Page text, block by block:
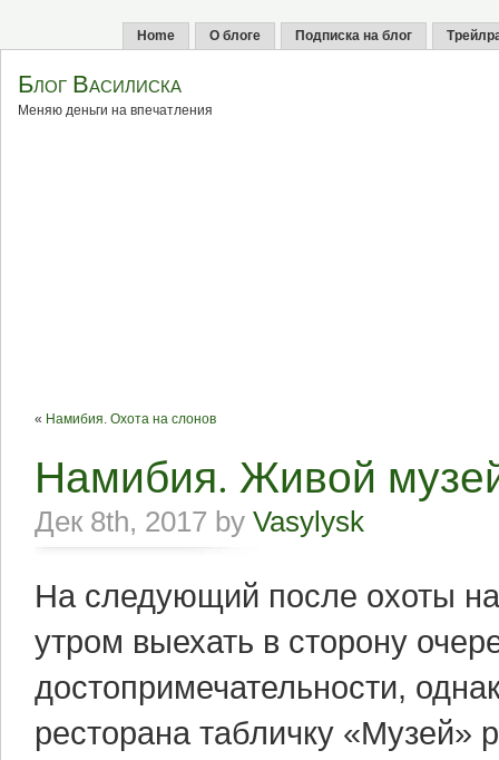
Home О блоге Подписка на блог
Блог Василиска
Меняю деньги на впечатления
« Намибия. Охота на слонов
Намибия. Живой
Дек 8th, 2017 by Vasylysk
На следующий после охоты
утром выехать в сторону
достопримечательности,
ресторана табличку «Музей»